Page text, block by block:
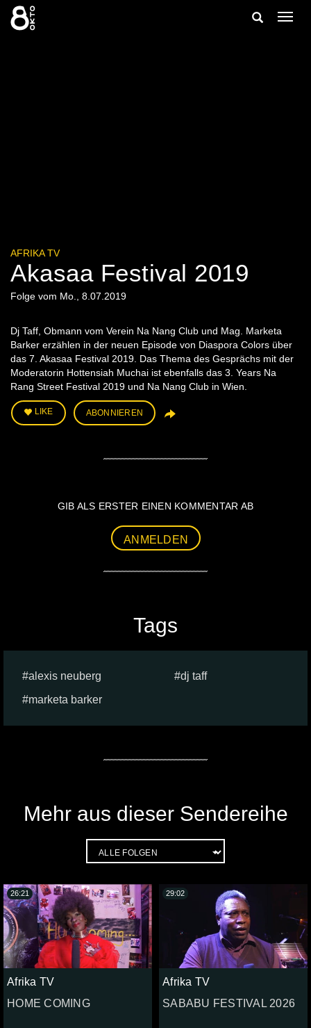
Zum
Inhalt
springen
Suche
AFRIKA TV
Akasaa Festival 2019
Folge vom Mo., 8.07.2019
Dj Taff, Obmann vom Verein Na Nang Club und Mag. Marketa
Barker erzählen in der neuen Episode von Diaspora Colors über
das 7. Akasaa Festival 2019. Das Thema des Gesprächs mit der
Moderatorin Hottensiah Muchai ist ebenfalls das 3. Years Na
Rang Street Festival 2019 und Na Nang Club in Wien.
LIKE ABONNIEREN
GIB ALS ERSTER EINEN KOMMENTAR AB
ANMELDEN
Tags
alexis neuberg
dj taff
marketa barker
Mehr aus dieser Sendereihe
Afrika TV
HOME COMING
26:21
Afrika TV
SABABU FESTIVAL 2026
29:02